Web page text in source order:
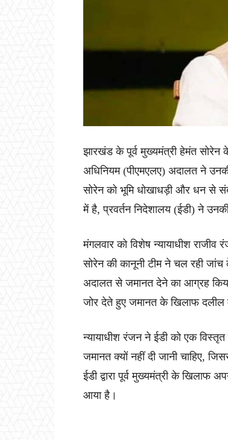
झारखंड के पूर्व मुख्यमंत्री हेमंत सोरेन
अधिनियम (पीएमएलए) अदालत ने
सोरेन को भूमि धोखाधड़ी और धन से
में है, प्रवर्तन निदेशालय (ईडी) ने
मंगलवार को विशेष न्यायाधीश राजीव
सोरेन की कानूनी टीम ने चल रही
अदालत से जमानत देने का आग्रह
जोर देते हुए जमानत के खिलाफ दलील
न्यायाधीश रंजन ने ईडी को एक
जमानत क्यों नहीं दी जानी चाहिए,
ईडी द्वारा पूर्व मुख्यमंत्री के खिलाफ
आया है।